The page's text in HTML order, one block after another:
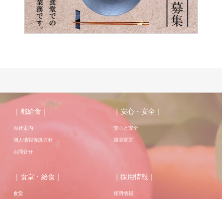
｜都給食｜
会社案内
個人情報保護方針
お問合せ
｜安心・安全｜
安心と安全
環境宣言
｜食堂・給食｜
食堂
｜採用情報｜
採用情報